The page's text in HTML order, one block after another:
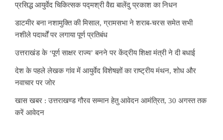
प्रसिद्ध आयुर्वेद चिकित्सक पद्मश्री वैद्य बालेंदु प्रकाश का निधन
डाटमीर बना नशामुक्ति की मिसाल, ग्रामसभा ने शराब-चरस समेत सभी
नशीले पदार्थों पर लगाया पूर्ण प्रतिबंध
उत्तराखंड के ‘पूर्ण साक्षर राज्य’ बनने पर केंद्रीय शिक्षा मंत्री ने दी बधाई
देश के पहले लेखक गांव में आयुर्वेद विशेषज्ञों का राष्ट्रीय मंथन, शोध और
नवाचार पर जोर
खास खबर : उत्तराखण्ड गौरव सम्मान हेतु आवेदन आमंत्रित, 30 अगस्त तक
करें आवेदन